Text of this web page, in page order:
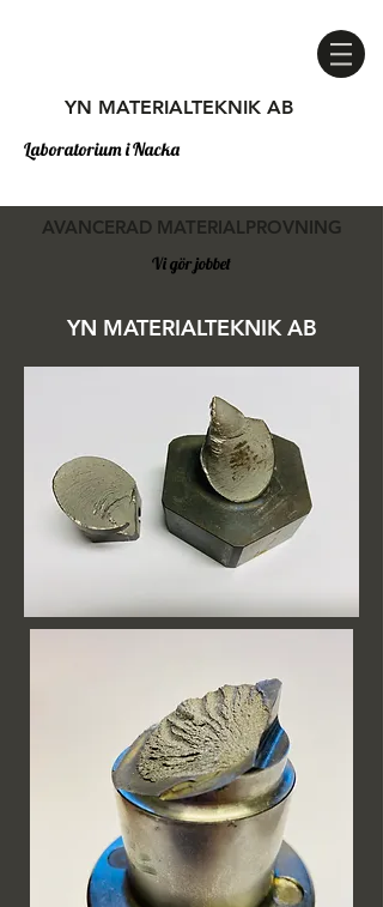
YN MATERIALTEKNIK AB
Laboratorium i Nacka
AVANCERAD MATERIALPROVNING
Vi gör jobbet
YN MATERIALTEKNIK AB